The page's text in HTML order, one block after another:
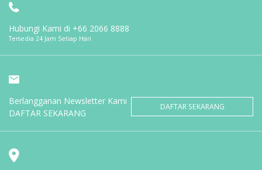
Hubungi Kami di +66 2066 8888
Tersedia 24 Jam Setiap Hari
Berlangganan Newsletter Kami
DAFTAR SEKARANG
DAFTAR SEKARANG